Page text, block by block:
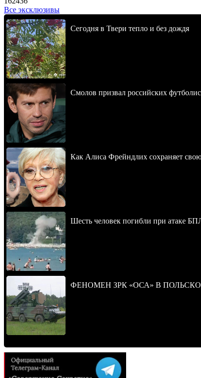
Все эксклюзивы
Сегодня в Твери тепло и без дождя
Смолов призвал российских
Как Алиса Фрейндлих сохраняет
Шесть человек погибли при атаке
ФЕНОМЕН ЗРК «ОСА» В